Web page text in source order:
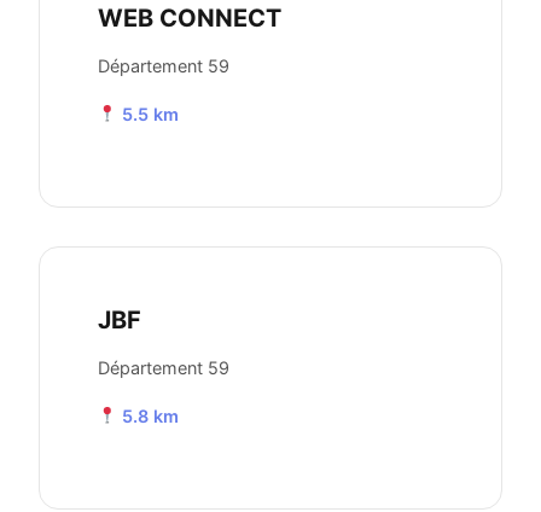
WEB CONNECT
Département 59
5.5 km
JBF
Département 59
5.8 km